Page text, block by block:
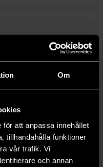
Om
för att anpassa innehållet
tillhandahålla funktioner
vår trafik. Vi
och annan
mail varje gång en ny del
Skicka